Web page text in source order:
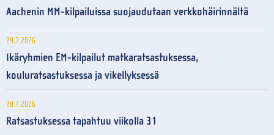
Aachenin MM-kilpailuissa suojaudutaan verkkohäirinnältä
29.7.2026
Ikäryhmien EM-kilpailut matkaratsastuksessa,
kouluratsastuksessa ja vikellyksessä
28.7.2026
Ratsastuksessa tapahtuu viikolla 31